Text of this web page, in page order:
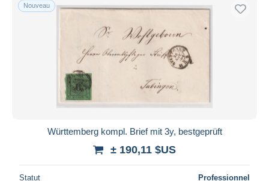
Nouveau
Württemberg kompl. Brief mit 3y, bestgeprüft
± 190,11 $US
Statut Professionnel